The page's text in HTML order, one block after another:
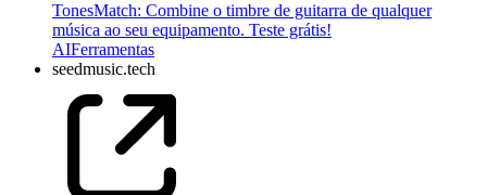
TonesMatch: Combine o timbre de guitarra de qualquer
música ao seu equipamento. Teste grátis!
AIFerramentas
seedmusic.tech